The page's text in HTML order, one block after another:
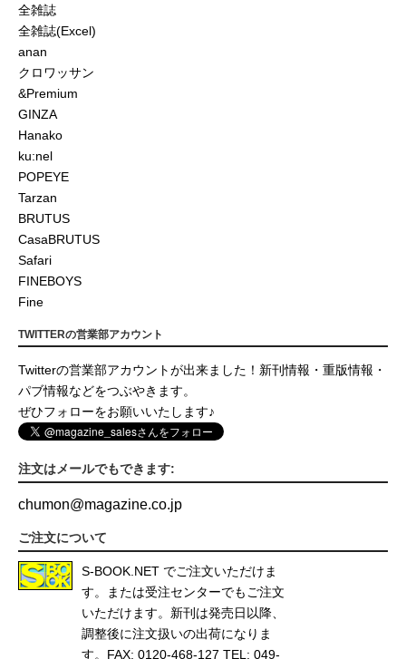
全雑誌
全雑誌(Excel)
anan
クロワッサン
&Premium
GINZA
Hanako
ku:nel
POPEYE
Tarzan
BRUTUS
CasaBRUTUS
Safari
FINEBOYS
Fine
TWITTERの営業部アカウント
Twitterの営業部アカウントが出来ました！新刊情報・重版情報・
パブ情報などをつぶやきます。
ぜひフォローをお願いいたします♪
注文はメールでもできます:
chumon@magazine.co.jp
ご注文について
S-BOOK.NET でご注文いただけま
す。または受注センターでもご注文
いただけます。新刊は発売日以降、
調整後に注文扱いの出荷になりま
す。FAX: 0120-468-127 TEL: 049-